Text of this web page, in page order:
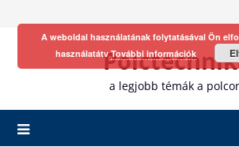
a legjobb témák a
A weboldal használatának folytatásával Ön
használatátvTovábbi információk